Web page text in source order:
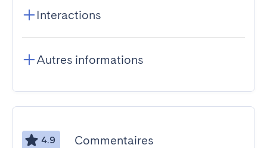
Interactions
Autres informations
4.9 Commentaires